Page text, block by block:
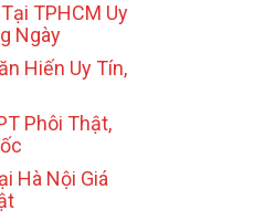
TPHCM Uy
Ngày
Hiến Uy Tín,
Phôi Thật,
Hà Nội Giá